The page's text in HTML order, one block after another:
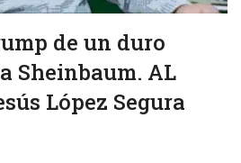
de un duro
Sheinbaum. AL
López Segura